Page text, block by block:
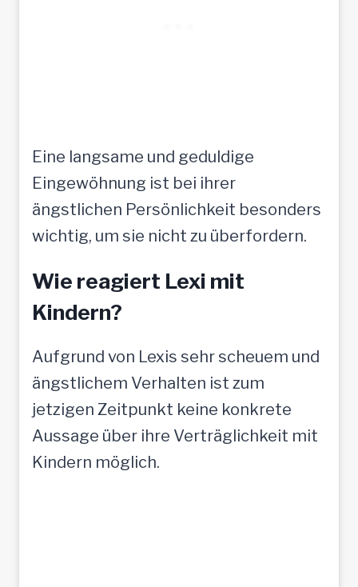
Eine langsame und geduldige
Eingewöhnung ist bei ihrer
ängstlichen Persönlichkeit besonders
wichtig, um sie nicht zu überfordern.
Wie reagiert Lexi mit
Kindern?
Aufgrund von Lexis sehr scheuem und
ängstlichem Verhalten ist zum
jetzigen Zeitpunkt keine konkrete
Aussage über ihre Verträglichkeit mit
Kindern möglich.